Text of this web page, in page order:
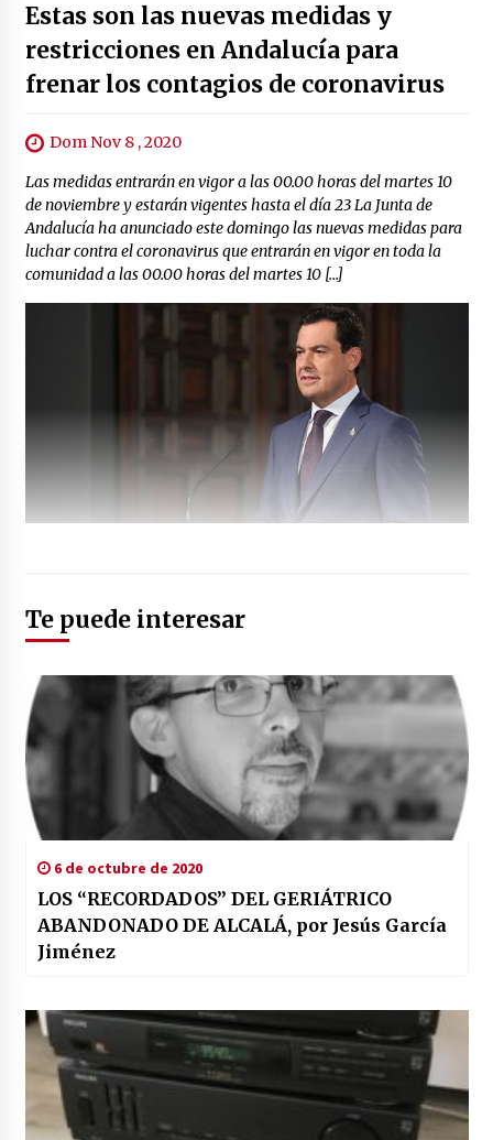
Estas son las nuevas medidas y
restricciones en Andalucía para
frenar los contagios de coronavirus
Dom Nov 8 , 2020
Las medidas entrarán en vigor a las 00.00 horas del martes 10
de noviembre y estarán vigentes hasta el día 23 La Junta de
Andalucía ha anunciado este domingo las nuevas medidas para
luchar contra el coronavirus que entrarán en vigor en toda la
comunidad a las 00.00 horas del martes 10 […]
Te puede interesar
6 de octubre de 2020
LOS “RECORDADOS” DEL GERIÁTRICO
ABANDONADO DE ALCALÁ, por Jesús García
Jiménez